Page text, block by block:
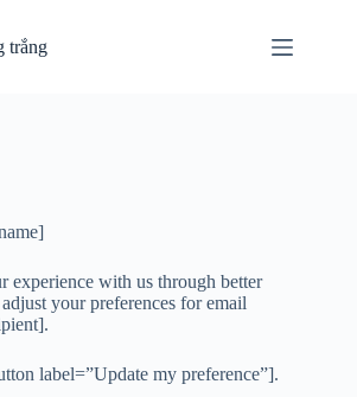
trắng
experience with us through better
your preferences for email
label=”Update my preference”].